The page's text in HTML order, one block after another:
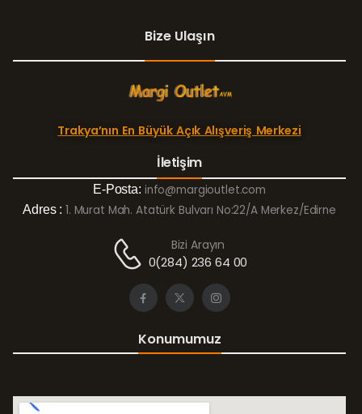
Bize Ulaşın
Trakya’nın En Büyük Açık Alışveriş Merkezi
İletişim
E-Posta: info@margioutlet.com
Adres : 1. Murat Mah. Atatürk Bulvarı No:22/A Merkez/Edirne
Bizi Arayın
0(284) 236 64 00
Konumumuz